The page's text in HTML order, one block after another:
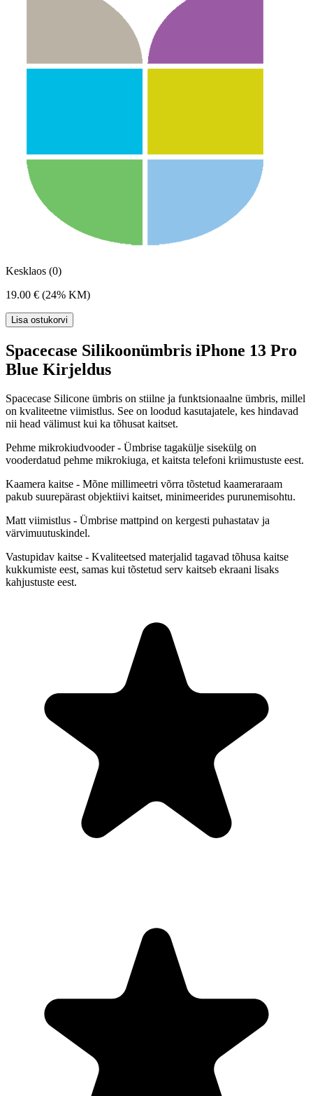
Kesklaos (0)
19.00 € (24% KM)
Lisa ostukorvi
Spacecase Silikoonümbris iPhone 13 Pro
Blue Kirjeldus
Spacecase Silicone ümbris on stiilne ja funktsionaalne ümbris, millel
on kvaliteetne viimistlus. See on loodud kasutajatele, kes hindavad
nii head välimust kui ka tõhusat kaitset.
Pehme mikrokiudvooder - Ümbrise tagakülje sisekülg on
vooderdatud pehme mikrokiuga, et kaitsta telefoni kriimustuste eest.
Kaamera kaitse - Mõne millimeetri võrra tõstetud kaameraraam
pakub suurepärast objektiivi kaitset, minimeerides purunemisohtu.
Matt viimistlus - Ümbrise mattpind on kergesti puhastatav ja
värvimuutuskindel.
Vastupidav kaitse - Kvaliteetsed materjalid tagavad tõhusa kaitse
kukkumiste eest, samas kui tõstetud serv kaitseb ekraani lisaks
kahjustuste eest.